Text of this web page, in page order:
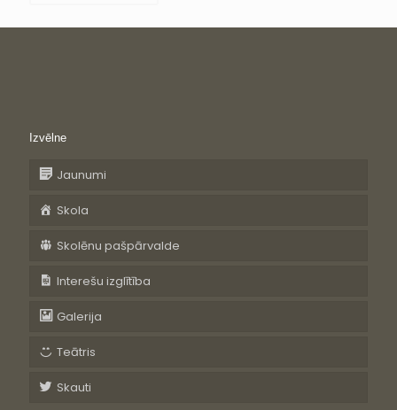
Izvēlne
Jaunumi
Skola
Skolēnu pašpārvalde
Interešu izglītība
Galerija
Teātris
Skauti